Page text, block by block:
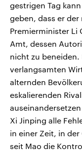
gestrigen Tag
geben, dass er der
Premierminister Li
Amt, dessen
nicht zu beneiden.
verlangsamten
alternden
eskalierenden
Xi Jinping alle
in einer Zeit, in
seit Mao die